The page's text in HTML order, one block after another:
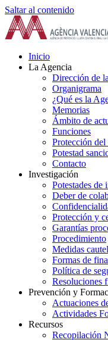
Saltar al contenido
Inicio
La Agencia
Dirección de
Organigrama
¿Qué es la
Memorias
Ámbito de
Funciones
Protección del
Potestad
Contacto
Investigación
Potestades de
Deber de
Protección y
Garantías
Procedimiento
Medidas
Formas de
Política de
Resoluciones
Prevención y
Actuaciones
Actividades
Recursos
Recopilación